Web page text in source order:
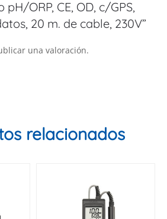
ORP, CE, OD, c/GPS,
20 m. de cable, 230V”
una valoración.
relacionados